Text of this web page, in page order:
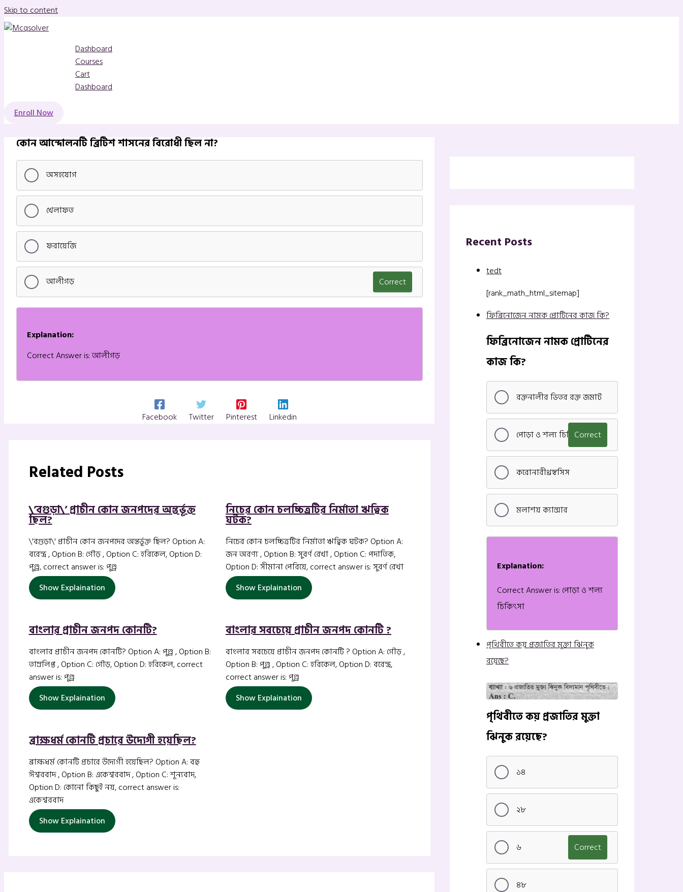
Skip to content
Dashboard
Courses
Cart
Dashboard
Enroll Now
কোন আন্দোলনটি ব্রিটিশ শাসনের বিরোধী ছিল না?
অসহযোগ
খেলাফত
ফরায়েজি
আলীগড় Correct
Explanation:
Correct Answer is: আলীগড়
Facebook Twitter Pinterest Linkedin
Related Posts
\’বগুড়া\’ প্রাচীন কোন জনপদের অন্তর্ভূক্ত
ছিল?
\'বগুড়া\' প্রাচীন কোন জনপদের অন্তর্ভূক্ত ছিল? Option A:
বরেন্দ্র , Option B: গৌড় , Option C: হরিকেল, Option D:
পুণ্ড্র, correct answer is: পুণ্ড্র
Show Explaination
নিচের কোন চলচ্চিত্রটির নির্মাতা ঋত্বিক
ঘটক?
নিচের কোন চলচ্চিত্রটির নির্মাতা ঋত্বিক ঘটক? Option A:
জন অরণ্য , Option B: সুবর্ণ রেখা , Option C: পদাতিক,
Option D: সীমানা পেরিয়ে, correct answer is: সুবর্ণ রেখা
Show Explaination
বাংলার প্রাচীন জনপদ কোনটি?
বাংলার প্রাচীন জনপদ কোনটি? Option A: পুণ্ড্র , Option B:
তাম্রলিপ্ত , Option C: গৌড়, Option D: হরিকেল, correct
answer is: পুণ্ড্র
Show Explaination
বাংলার সবচেয়ে প্রাচীন জনপদ কোনটি ?
বাংলার সবচেয়ে প্রাচীন জনপদ কোনটি ? Option A: গৌড় ,
Option B: পুণ্ড্র , Option C: হরিকেল, Option D: বরেন্দ্র,
correct answer is: পুণ্ড্র
Show Explaination
ব্রাক্ষধর্ম কোনটি প্রচারে উদ্যেগী হয়েছিল?
ব্রাক্ষধর্ম কোনটি প্রচারে উদ্যেগী হয়েছিল? Option A: বহু
ঈশ্বরবাদ , Option B: একেশ্বরবাদ , Option C: শূন্যবাদ,
Option D: কোনো কিছুই নয়, correct answer is:
একেশ্বরবাদ
Show Explaination
Recent Posts
tedt
[rank_math_html_sitemap]
ফিব্রিনোজেন নামক প্রোটিনের কাজ কি?
ফিব্রিনোজেন নামক প্রোটিনের
কাজ কি?
রক্তনালীর ভিতর রক্ত জমাট
পোড়া ও শল্য চিকিৎসাCorrect
করোনারীথ্রম্বসিস
মলাশয় ক্যান্সার
Explanation:
Correct Answer is: পোড়া ও শল্য
চিকিৎসা
পৃথিবীতে কয় প্রজাতির মুক্তা ঝিনুক
রয়েছে?
পৃথিবীতে কয় প্রজাতির মুক্তা
ঝিনুক রয়েছে?
১৪
২৮
৬ Correct
৪৮